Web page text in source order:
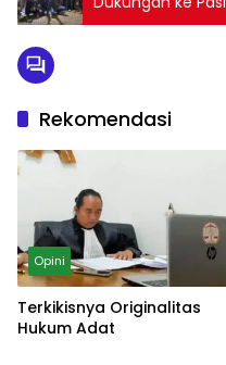
Rekomendasi
Opini
Terkikisnya Originalitas
Hukum Adat